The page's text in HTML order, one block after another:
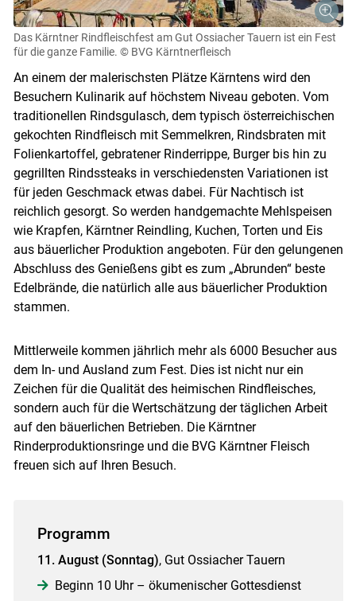
Das Kärntner Rindfleischfest am Gut Ossiacher Tauern ist ein Fest
für die ganze Familie. © BVG Kärntnerfleisch
An einem der malerischsten Plätze Kärntens wird den
Besuchern Kulinarik auf höchstem Niveau geboten. Vom
traditionellen Rindsgulasch, dem typisch österreichischen
gekochten Rindfleisch mit Semmelkren, Rindsbraten mit
Folienkartoffel, gebratener Rinderrippe, Burger bis hin zu
gegrillten Rindssteaks in verschiedensten Variationen ist
für jeden Geschmack etwas dabei. Für Nachtisch ist
reichlich gesorgt. So werden handgemachte Mehlspeisen
wie Krapfen, Kärntner Reindling, Kuchen, Torten und Eis
aus bäuerlicher Produktion angeboten. Für den gelungenen
Abschluss des Genießens gibt es zum „Abrunden“ beste
Edelbrände, die natürlich alle aus bäuerlicher Produktion
stammen.
Mittlerweile kommen jährlich mehr als 6000 Besucher aus
dem In- und Ausland zum Fest. Dies ist nicht nur ein
Zeichen für die Qualität des heimischen Rindfleisches,
sondern auch für die Wertschätzung der täglichen Arbeit
auf den bäuerlichen Betrieben. Die Kärntner
Rinderproduktionsringe und die BVG Kärntner Fleisch
freuen sich auf Ihren Besuch.
Programm
11. August (Sonntag), Gut Ossiacher Tauern
Beginn 10 Uhr – ökumenischer Gottesdienst